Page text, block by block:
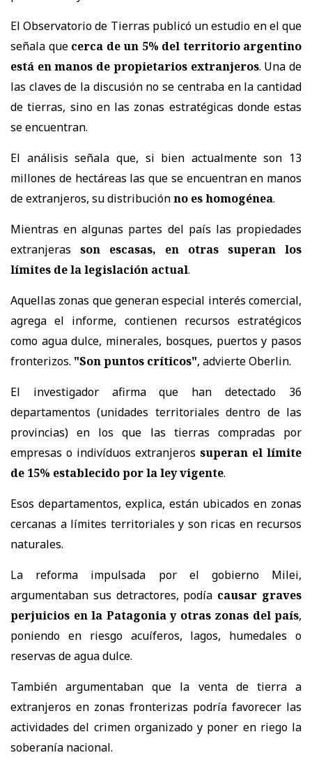
El Observatorio de Tierras publicó un estudio en el que
señala que cerca de un 5% del territorio argentino
está en manos de propietarios extranjeros. Una de
las claves de la discusión no se centraba en la cantidad
de tierras, sino en las zonas estratégicas donde estas
se encuentran.
El análisis señala que, si bien actualmente son 13
millones de hectáreas las que se encuentran en manos
de extranjeros, su distribuciónno es homogénea.
Mientras en algunas partes del país las propiedades
extranjeras son escasas, en otras superan los
límites de la legislación actual.
Aquellas zonas que generan especial interés comercial,
agrega el informe, contienen recursos estratégicos
como agua dulce, minerales, bosques, puertos y pasos
fronterizos. "Son puntos críticos", advierte Oberlin.
El investigador afirma que han detectado 36
departamentos (unidades territoriales dentro de las
provincias) en los que las tierras compradas por
empresas o indivíduos extranjeros superan el límite
de 15% establecido por la ley vigente.
Esos departamentos, explica, están ubicados en zonas
cercanas a límites territoriales y son ricas en recursos
naturales.
La reforma impulsada por el gobierno Milei,
argumentaban sus detractores, podía causar graves
perjuicios en la Patagonia y otras zonas del país,
poniendo en riesgo acuíferos, lagos, humedales o
reservas de agua dulce.
También argumentaban que la venta de tierra a
extranjeros en zonas fronterizas podría favorecer las
actividades del crimen organizado y poner en riego la
soberanía nacional.